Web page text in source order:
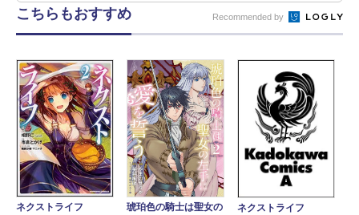
こちらもおすすめ Recommended by
ネクストライフ
琥珀色の騎士は聖女の
ネクストライフ